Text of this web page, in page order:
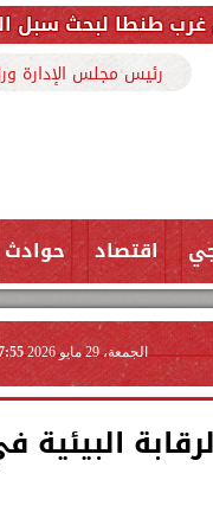
التعاون المشترك
رئيس مجلس الإدارة
اقتصاد حوادث
الجمعة، 29 مايو 2026